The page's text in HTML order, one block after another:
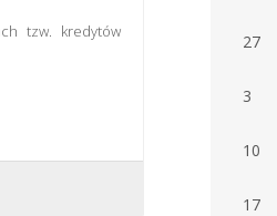
tzw. kredytów
27
3
10
17